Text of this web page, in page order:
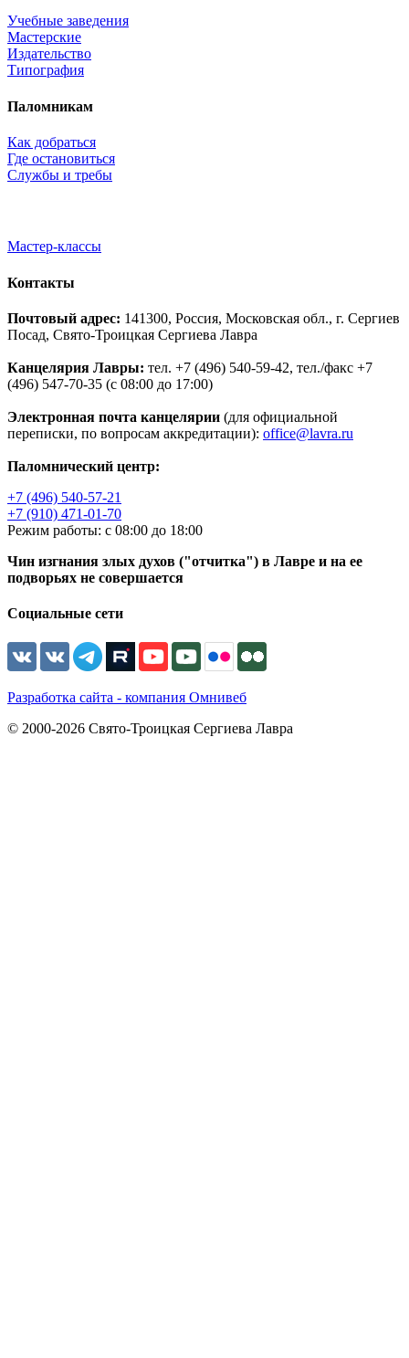
Учебные заведения
Мастерские
Издательство
Типография
Паломникам
Как добраться
Где остановиться
Службы и требы
Мастер-классы
Контакты
Почтовый адрес: 141300, Россия, Московская обл., г. Сергиев
Посад, Свято-Троицкая Сергиева Лавра
Канцелярия Лавры: тел. +7 (496) 540-59-42, тел./факс +7
(496) 547-70-35 (с 08:00 до 17:00)
Электронная почта канцелярии (для официальной
переписки, по вопросам аккредитации): office@lavra.ru
Паломнический центр:
+7 (496) 540-57-21
+7 (910) 471-01-70
Режим работы: с 08:00 до 18:00
Чин изгнания злых духов ("отчитка") в Лавре и на ее
подворьях не совершается
Социальные сети
Разработка сайта - компания Омнивеб
© 2000-2026 Свято-Троицкая Сергиева Лавра